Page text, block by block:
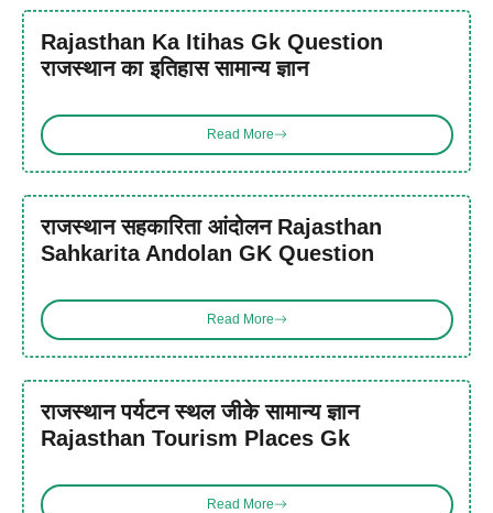
Rajasthan Ka Itihas Gk Question
राजस्थान का इतिहास सामान्य ज्ञान
Read More
राजस्थान सहकारिता आंदोलन Rajasthan
Sahkarita Andolan GK Question
Read More
राजस्थान पर्यटन स्थल जीके सामान्य ज्ञान
Rajasthan Tourism Places Gk
Read More